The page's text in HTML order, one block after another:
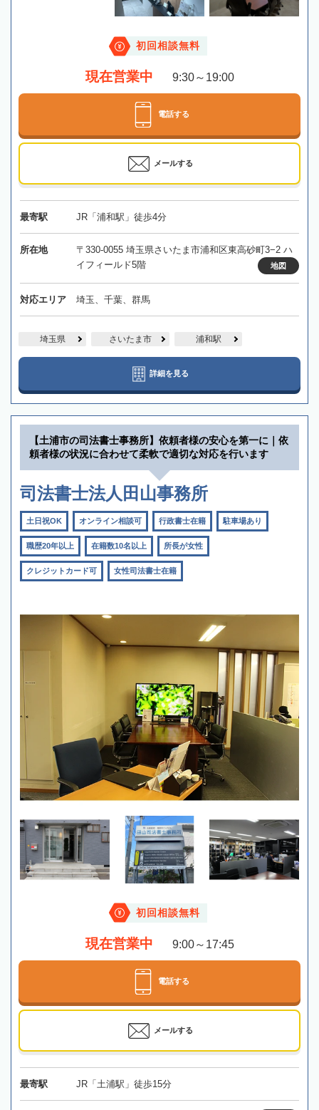
初回相談無料
現在営業中 9:30～19:00
電話する
メールする
最寄駅 JR「浦和駅」徒歩4分
所在地
〒330-0055 埼玉県さいたま市浦和区東高砂町3−2 ハ
イフィールド5階
地図
対応エリア 埼玉、千葉、群馬
埼玉県 さいたま市 浦和駅
詳細を見る
【土浦市の司法書士事務所】依頼者様の安心を第一に｜依
頼者様の状況に合わせて柔軟で適切な対応を行います
司法書士法人田山事務所
土日祝OK オンライン相談可 行政書士在籍 駐車場あり
職歴20年以上 在籍数10名以上 所長が女性
クレジットカード可 女性司法書士在籍
初回相談無料
現在営業中 9:00～17:45
電話する
メールする
最寄駅 JR「土浦駅」徒歩15分